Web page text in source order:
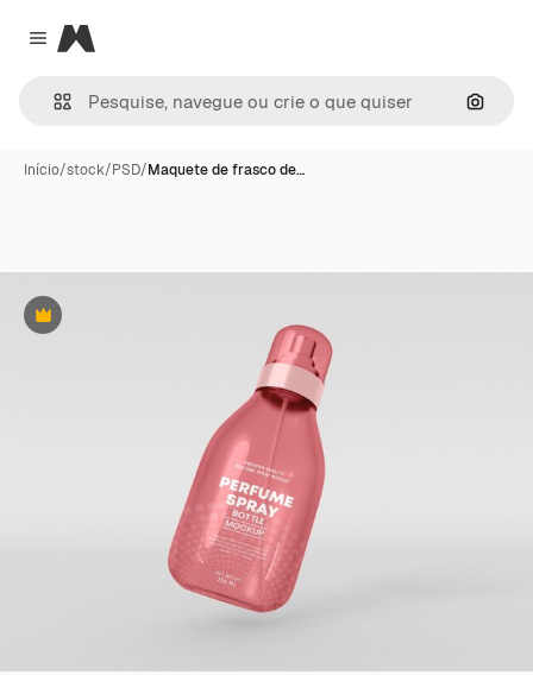
Close menu
Magnific
Início/stock/PSD/Maquete de frasco de…
Premium